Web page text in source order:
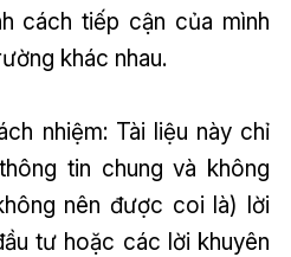
cách tiếp cận của mình
khác nhau.
nhiệm: Tài liệu này chỉ
tin chung và không
nên được coi là) lời
tư hoặc các lời khuyên